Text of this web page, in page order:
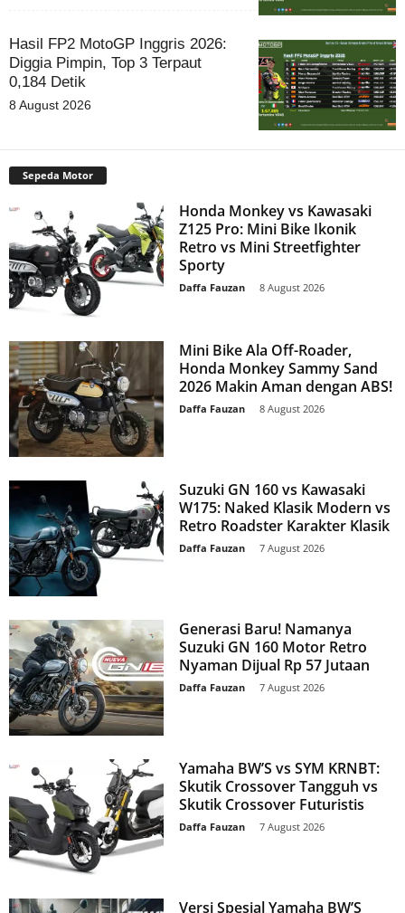
Hasil FP2 MotoGP Inggris 2026:
Diggia Pimpin, Top 3 Terpaut
0,184 Detik
8 August 2026
Sepeda Motor
Honda Monkey vs Kawasaki
Z125 Pro: Mini Bike Ikonik
Retro vs Mini Streetfighter
Sporty
Daffa Fauzan 8 August 2026
Mini Bike Ala Off-Roader,
Honda Monkey Sammy Sand
2026 Makin Aman dengan ABS!
Daffa Fauzan 8 August 2026
Suzuki GN 160 vs Kawasaki
W175: Naked Klasik Modern vs
Retro Roadster Karakter Klasik
Daffa Fauzan 7 August 2026
Generasi Baru! Namanya
Suzuki GN 160 Motor Retro
Nyaman Dijual Rp 57 Jutaan
Daffa Fauzan 7 August 2026
Yamaha BW’S vs SYM KRNBT:
Skutik Crossover Tangguh vs
Skutik Crossover Futuristis
Daffa Fauzan 7 August 2026
Versi Spesial Yamaha BW’S